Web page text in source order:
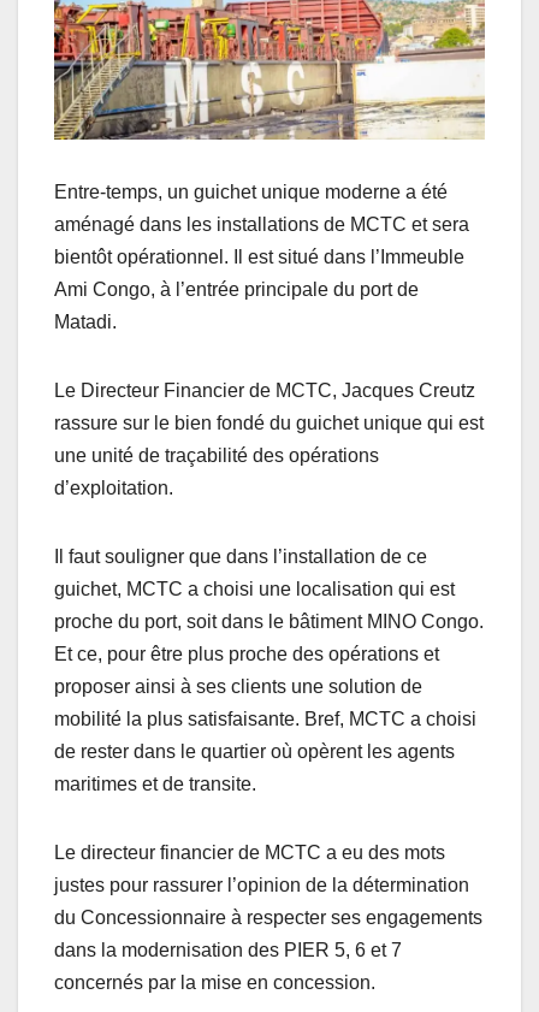
Entre-temps, un guichet unique moderne a été
aménagé dans les installations de MCTC et sera
bientôt opérationnel. Il est situé dans l’Immeuble
Ami Congo, à l’entrée principale du port de
Matadi.
Le Directeur Financier de MCTC, Jacques Creutz
rassure sur le bien fondé du guichet unique qui est
une unité de traçabilité des opérations
d’exploitation.
Il faut souligner que dans l’installation de ce
guichet, MCTC a choisi une localisation qui est
proche du port, soit dans le bâtiment MINO Congo.
Et ce, pour être plus proche des opérations et
proposer ainsi à ses clients une solution de
mobilité la plus satisfaisante. Bref, MCTC a choisi
de rester dans le quartier où opèrent les agents
maritimes et de transite.
Le directeur financier de MCTC a eu des mots
justes pour rassurer l’opinion de la détermination
du Concessionnaire à respecter ses engagements
dans la modernisation des PIER 5, 6 et 7
concernés par la mise en concession.